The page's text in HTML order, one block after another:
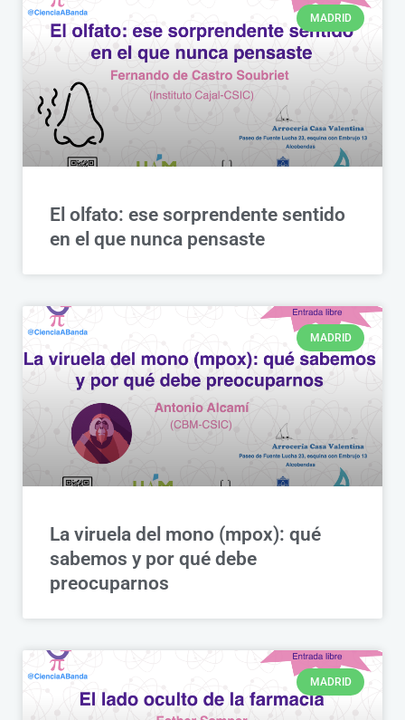
MADRID
El olfato: ese sorprendente sentido
en el que nunca pensaste
MADRID
La viruela del mono (mpox): qué
sabemos y por qué debe
preocuparnos
MADRID